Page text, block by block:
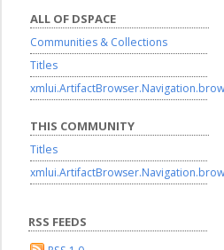
ALL OF DSPACE
Communities & Collections
Titles
THIS COMMUNITY
Titles
RSS FEEDS